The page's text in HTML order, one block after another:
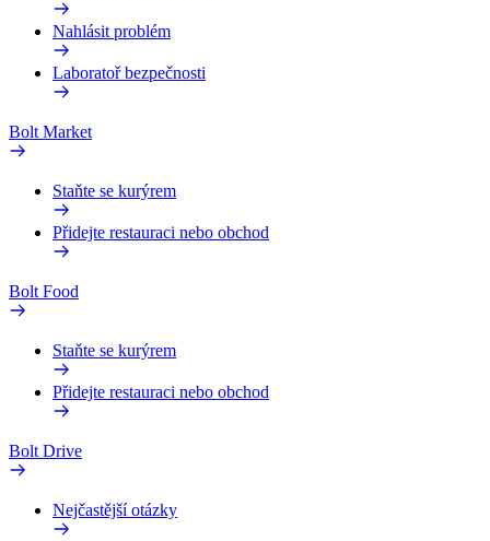
Nahlásit problém
Laboratoř bezpečnosti
Bolt Market
Staňte se kurýrem
Přidejte restauraci nebo obchod
Bolt Food
Staňte se kurýrem
Přidejte restauraci nebo obchod
Bolt Drive
Nejčastější otázky